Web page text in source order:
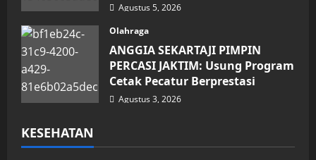
Agustus 5, 2026
Olahraga
ANGGIA SEKARTAJI PIMPIN
PERCASI JAKTIM: Usung Program
Cetak Pecatur Berprestasi
Agustus 3, 2026
KESEHATAN
Kesehatan